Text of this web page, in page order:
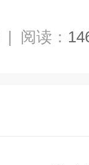
| 阅读：